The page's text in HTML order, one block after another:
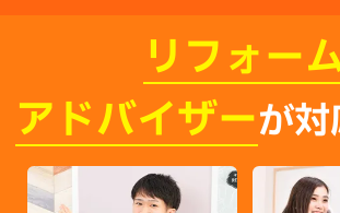
リフォー
アドバイザーが